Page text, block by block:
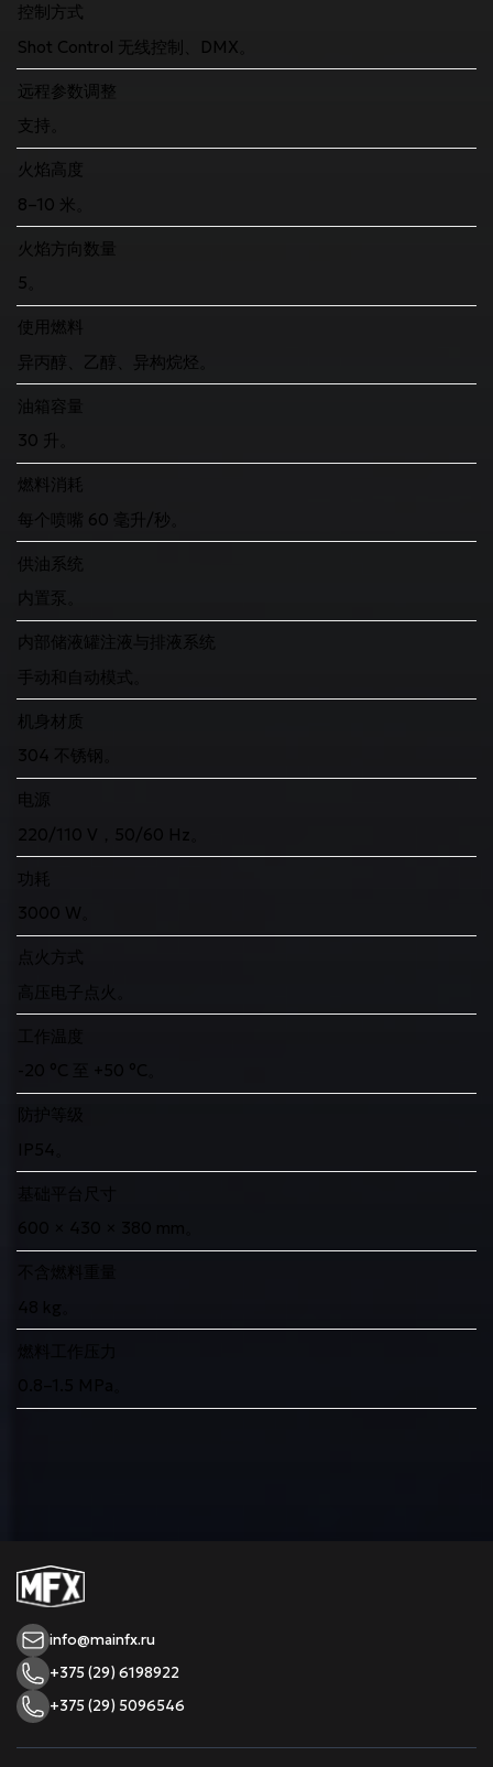
控制方式
Shot Control 无线控制、DMX。
远程参数调整
支持。
火焰高度
8–10 米。
火焰方向数量
5。
使用燃料
异丙醇、乙醇、异构烷烃。
油箱容量
30 升。
燃料消耗
每个喷嘴 60 毫升/秒。
供油系统
内置泵。
内部储液罐注液与排液系统
手动和自动模式。
机身材质
304 不锈钢。
电源
220/110 V，50/60 Hz。
功耗
3000 W。
点火方式
高压电子点火。
工作温度
-20 °C 至 +50 °C。
info@mainfx.ru
+375 (29) 6198922
+375 (29) 5096546